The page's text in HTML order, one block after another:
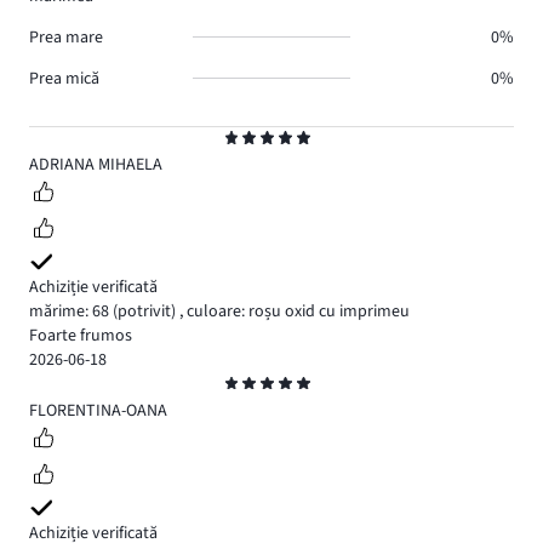
5
ADRIANA MIHAELA
Achiziție verificată
mărime: 68 (potrivit) ,culoare: roșu oxid cu imprimeu
Foarte frumos
2026-06-18
5
FLORENTINA-OANA
Achiziție verificată
Prea mare
0%
Prea mică
0%